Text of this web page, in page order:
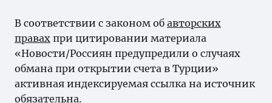
В соответствии с законом об авторских
правах при цитировании материала
«Новости/Россиян предупредили о случаях
обмана при открытии счета в Турции»
активная индексируемая ссылка на источник
обязательна.